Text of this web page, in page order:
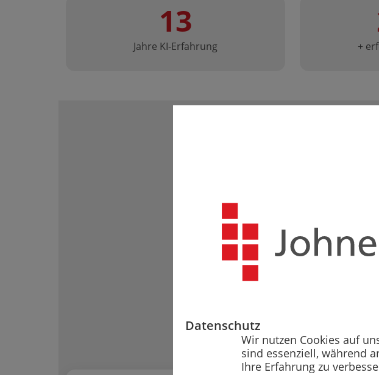
Datenschutz
Wir nutzen Cookies auf
sind essenziell, während
Ihre Erfahrung zu
13
Jahre KI-Erfahrung +